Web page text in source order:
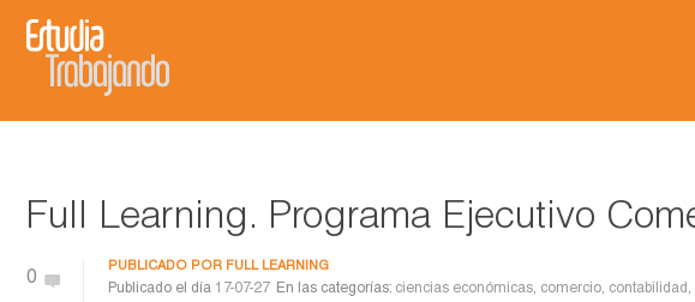
Full Learning. Programa Ejecutivo
0
PUBLICADO POR FULL LEARNING
Publicado el día 17-07-27 En las categorías: ciencias económicas, comercio, contabilidad ,